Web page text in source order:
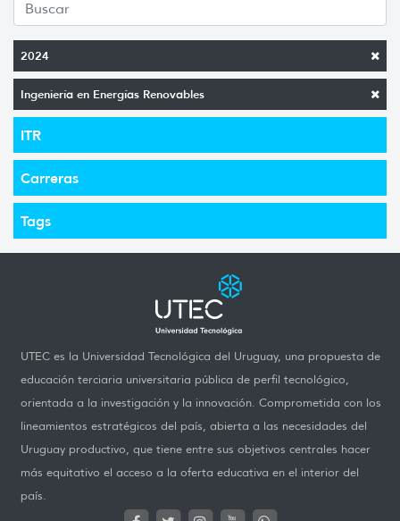
2024
Ingeniería en Energías Renovables
ITR
Carreras
Tags
UTEC es la Universidad Tecnológica del Uruguay, una propuesta de
educación terciaria universitaria pública de perfil tecnológico,
orientada a la investigación y la innovación. Comprometida con los
lineamientos estratégicos del país, abierta a las necesidades del
Uruguay productivo, que tiene entre sus objetivos centrales hacer
más equitativo el acceso a la oferta educativa en el interior del
país.